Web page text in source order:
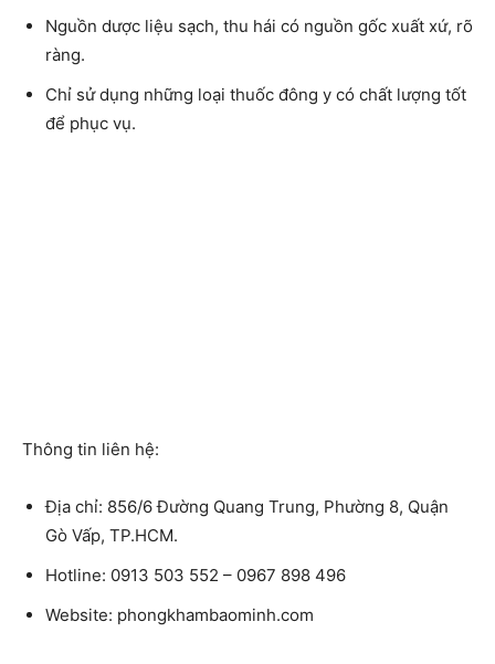
Nguồn dược liệu sạch, thu hái có nguồn gốc xuất xứ, rõ
ràng.
Chỉ sử dụng những loại thuốc đông y có chất lượng tốt
để phục vụ.
Thông tin liên hệ:
Địa chỉ: 856/6 Đường Quang Trung, Phường 8, Quận
Gò Vấp, TP.HCM.
Hotline: 0913 503 552 – 0967 898 496
Website: phongkhambaominh.com